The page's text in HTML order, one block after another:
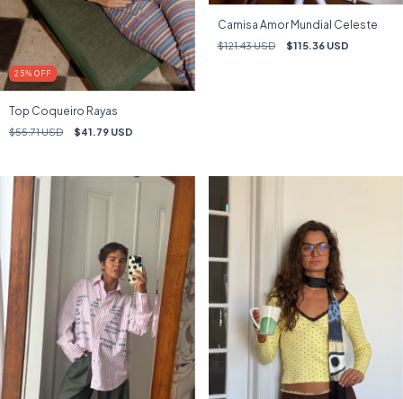
25% OFF
Top Coqueiro Rayas
$55.71 USD $41.79 USD
Camisa Amor Mundial Celeste
$121.43 USD $115.36 USD